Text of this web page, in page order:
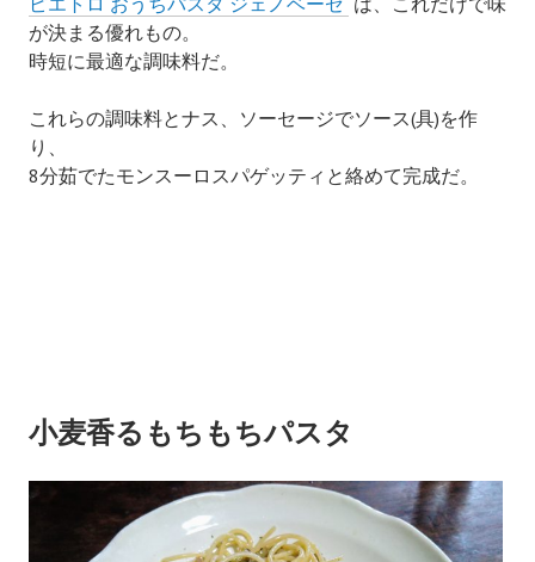
が決まる優れもの。
時短に最適な調味料だ。
これらの調味料とナス、ソーセージでソース(具)を作
り、
8分茹でたモンスーロスパゲッティと絡めて完成だ。
小麦香るもちもちパスタ